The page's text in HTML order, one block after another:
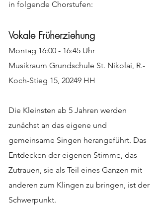
in folgende Chorstufen:
Vokale Früherziehung
Montag 16:00 - 16:45 Uhr
Musikraum Grundschule St. Nikolai, R.-
Koch-Stieg 15, 20249 HH
Die Kleinsten ab 5 Jahren werden
zunächst an das eigene und
gemeinsame Singen herangeführt. Das
Entdecken der eigenen Stimme, das
Zutrauen, sie als Teil eines Ganzen mit
anderen zum Klingen zu bringen, ist der
Schwerpunkt.